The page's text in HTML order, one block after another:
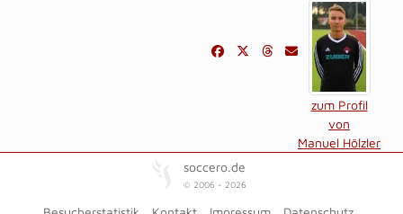
zum Profil
von
Manuel Hölzler
soccero.de
© 2006 - 2026